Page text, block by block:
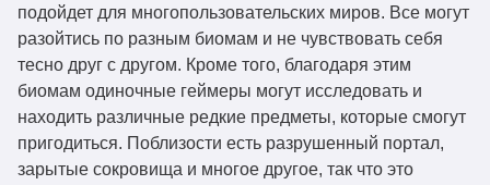
подойдет для многопользовательских миров. Все могут
разойтись по разным биомам и не чувствовать себя
тесно друг с другом. Кроме того, благодаря этим
биомам одиночные геймеры могут исследовать и
находить различные редкие предметы, которые смогут
пригодиться. Поблизости есть разрушенный портал,
зарытые сокровища и многое другое, так что это